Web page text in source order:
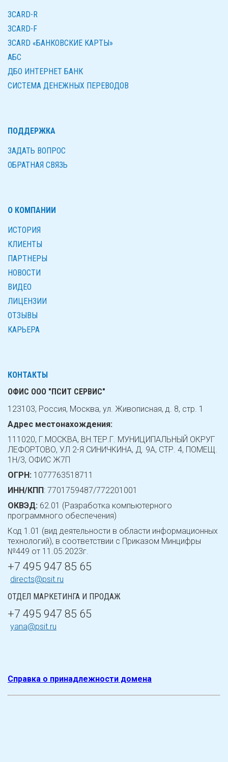
3CARD-R
3CARD-F
3CARD «БАНКОВСКИЕ КАРТЫ»
AБС
ДБО ИНТЕРНЕТ БАНК
СИСТЕМА ДЕНЕЖНЫХ ПЕРЕВОДОВ
ПОДДЕРЖКА
ЗАДАТЬ ВОПРОС
ОБРАТНАЯ СВЯЗЬ
О КОМПАНИИ
ИСТОРИЯ
КЛИЕНТЫ
ПАРТНЕРЫ
НОВОСТИ
ВИДЕО
ЛИЦЕНЗИИ
ОТЗЫВЫ
КАРЬЕРА
КОНТАКТЫ
ОФИС ООО "ПСИТ СЕРВИС"
123103, Россия, Москва, ул. Живописная, д. 8, стр. 1
Адрес местонахождения:
111020, Г.МОСКВА, ВН.ТЕР.Г. МУНИЦИПАЛЬНЫЙ ОКРУГ
ЛЕФОРТОВО, УЛ 2-Я СИНИЧКИНА, Д. 9А, СТР. 4, ПОМЕЩ.
1Н/3, ОФИС Ж7П
ОГРН: 1077763518711
ИНН/КПП: 7701759487/772201001
ОКВЭД: 62.01 (Разработка компьютерного
программного обеспечения)
Код 1.01 (вид деятельности в области информационных
технологий), в соответствии с Приказом Минцифры
№449 от 11.05.2023г.
+7 495 947 85 65
directs@psit.ru
ОТДЕЛ МАРКЕТИНГА И ПРОДАЖ
+7 495 947 85 65
yana@psit.ru
Справка о принадлежности домена